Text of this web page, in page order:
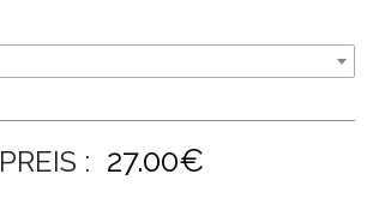
PREIS : 27.00€